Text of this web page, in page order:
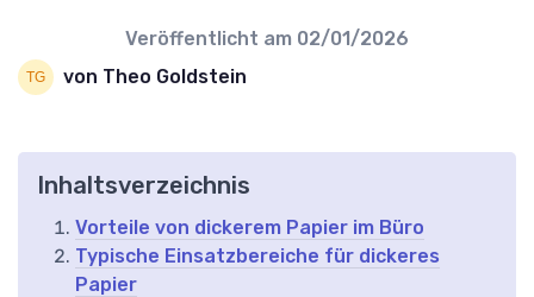
Veröffentlicht am 02/01/2026
von Theo Goldstein
Inhaltsverzeichnis
Vorteile von dickerem Papier im Büro
Typische Einsatzbereiche für dickeres
Papier